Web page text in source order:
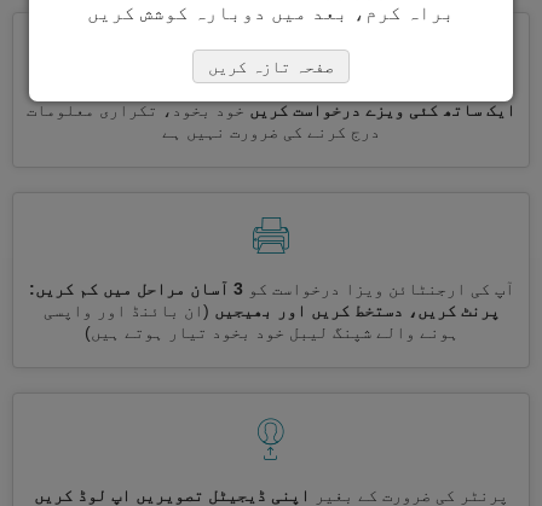
ایک ساتھ کئی ویزے درخواست کریںخود بخود، تکراری معلومات
درج کرنے کی ضرورت نہیں ہے
آپ کی ارجنٹائن ویزا درخواست کو
3 آسان مراحل میں کم کریں:
پرنٹ کریں، دستخط کریں اور بھیجیں (ان بائنڈ اور واپسی
ہونے والے شپنگ لیبل خود بخود تیار ہوتے ہیں)
پرنٹر کی ضرورت کے بغیر
اپنی ڈیجیٹل تصویریں اپ لوڈ کریں
براہ کرم، بعد میں دوبارہ کوشش کریں
صفحہ تازہ کریں